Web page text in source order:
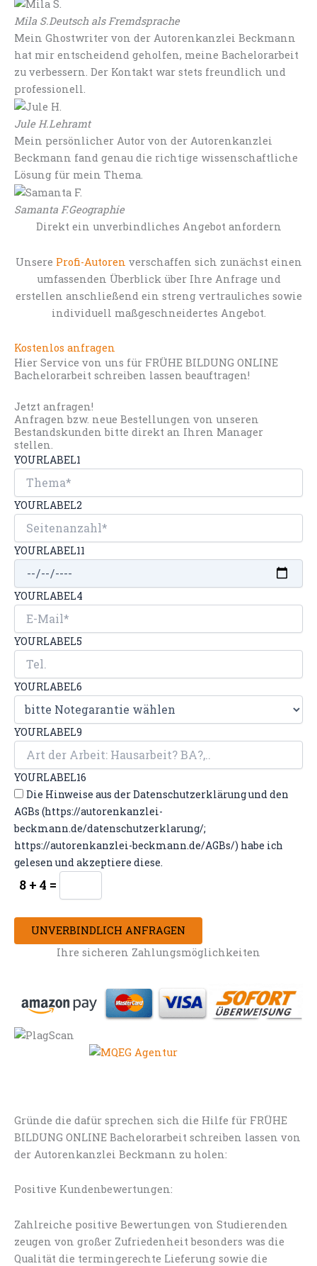
Mila S.Deutsch als Fremdsprache
Mein Ghostwriter von der Autorenkanzlei Beckmann
hat mir entscheidend geholfen, meine Bachelorarbeit
zu verbessern. Der Kontakt war stets freundlich und
professionell.
Jule H.Lehramt
Mein persönlicher Autor von der Autorenkanzlei
Beckmann fand genau die richtige wissenschaftliche
Lösung für mein Thema.
Samanta F.Geographie
Direkt ein unverbindliches Angebot anfordern
Unsere Profi-Autoren verschaffen sich zunächst einen
umfassenden Überblick über Ihre Anfrage und
erstellen anschließend ein streng vertrauliches sowie
individuell maßgeschneidertes Angebot.
Kostenlos anfragen
Hier Service von uns für FRÜHE BILDUNG ONLINE
Bachelorarbeit schreiben lassen beauftragen!
Jetzt anfragen!
Anfragen bzw. neue Bestellungen von unseren
Bestandskunden bitte direkt an Ihren Manager
stellen.
YOURLABEL1
YOURLABEL2
YOURLABEL11
YOURLABEL4
YOURLABEL5
YOURLABEL6
YOURLABEL9
YOURLABEL16
Die Hinweise aus der Datenschutzerklärung und den
AGBs (https://autorenkanzlei-
beckmann.de/datenschutzerklarung/;
https://autorenkanzlei-beckmann.de/AGBs/) habe ich
gelesen und akzeptiere diese.
8 + 4 =
UNVERBINDLICH ANFRAGEN
Ihre sicheren Zahlungsmöglichkeiten
Gründe die dafür sprechen sich die Hilfe für FRÜHE
BILDUNG ONLINE Bachelorarbeit schreiben lassen von
der Autorenkanzlei Beckmann zu holen:
Positive Kundenbewertungen:
Zahlreiche positive Bewertungen von Studierenden
zeugen von großer Zufriedenheit besonders was die
Qualität die termingerechte Lieferung sowie die